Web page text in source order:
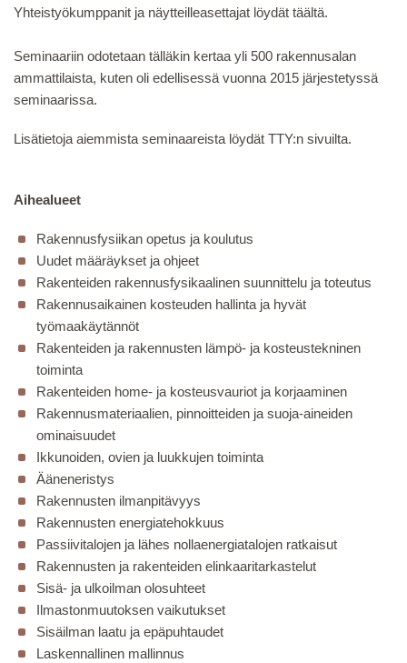
Yhteistyökumppanit ja näytteilleasettajat löydät täältä.
Seminaariin odotetaan tälläkin kertaa yli 500 rakennusalan
ammattilaista, kuten oli edellisessä vuonna 2015 järjestetyssä
seminaarissa.
Lisätietoja aiemmista seminaareista löydät TTY:n sivuilta.
Aihealueet
Rakennusfysiikan opetus ja koulutus
Uudet määräykset ja ohjeet
Rakenteiden rakennusfysikaalinen suunnittelu ja toteutus
Rakennusaikainen kosteuden hallinta ja hyvät
työmaakäytännöt
Rakenteiden ja rakennusten lämpö- ja kosteustekninen
toiminta
Rakenteiden home- ja kosteusvauriot ja korjaaminen
Rakennusmateriaalien, pinnoitteiden ja suoja-aineiden
ominaisuudet
Ikkunoiden, ovien ja luukkujen toiminta
Ääneneristys
Rakennusten ilmanpitävyys
Rakennusten energiatehokkuus
Passiivitalojen ja lähes nollaenergiatalojen ratkaisut
Rakennusten ja rakenteiden elinkaaritarkastelut
Sisä- ja ulkoilman olosuhteet
Ilmastonmuutoksen vaikutukset
Sisäilman laatu ja epäpuhtaudet
Laskennallinen mallinnus